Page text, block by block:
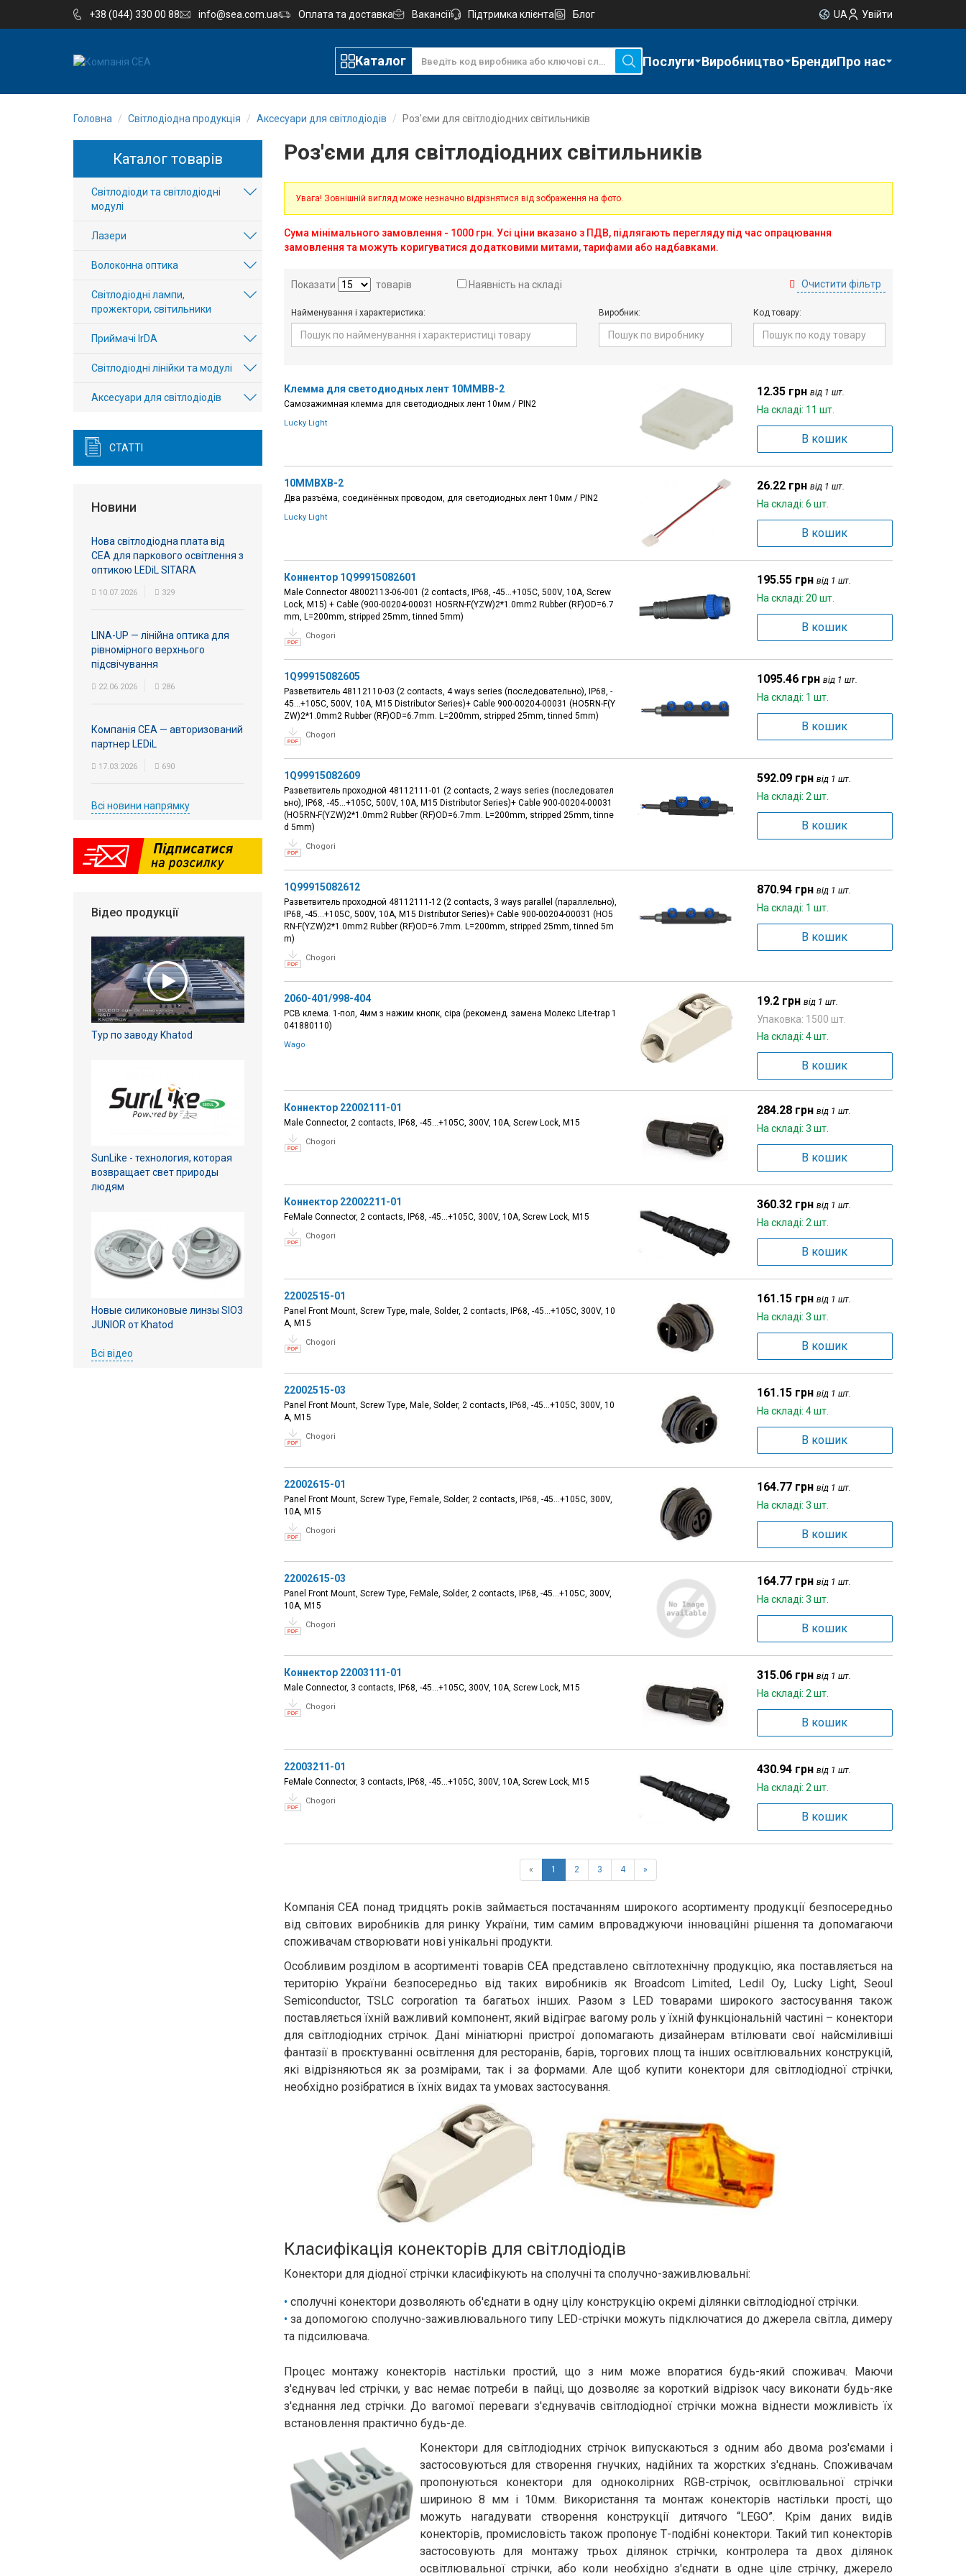
+38 (044) 330 00 88 info@sea.com.ua Оплата та доставка Вакансії Підтримка клієнта Блог UA Увійти
Каталог Послуги Виробництво БрендиПро нас
Компанія
Виробництво
Послуги
Новини
Вакансії
авторизація
Виробники
Контакти
Доставка
Головна Світлодіодна продукція Аксесуари для світлодіодів Роз'єми для світлодіодних світильників
Роз'єми для світлодіодних світильників
Увага! Зовнішній вигляд може незначно відрізнятися від зображення на фото.
Сума мінімального замовлення - 1000 грн. Усі ціни вказано з ПДВ, підлягають перегляду під час опрацювання
замовлення та можуть коригуватися додатковими митами, тарифами або надбавками.
Показати товарів Наявність на складі Очистити фільтр
Найменування і характеристика: Виробник: Код товару:
Клемма для светодиодных лент 10MMBB-2
Самозажимная клемма для светодиодных лент 10мм / PIN2
Lucky Light
12.35 грн від 1 шт.
На складі: 11 шт.
В кошик
10MMBXB-2
Два разъёма, соединённых проводом, для светодиодных лент 10мм / PIN2
Lucky Light
26.22 грн від 1 шт.
На складі: 6 шт.
В кошик
Коннентор 1Q99915082601
Male Connector 48002113-06-001 (2 contacts, IP68, -45...+105C, 500V, 10A, Screw
Lock, M15) + Cable (900-00204-00031 HO5RN-F(YZW)2*1.0mm2 Rubber (RF)OD=6.7
mm, L=200mm, stripped 25mm, tinned 5mm)
Chogori
195.55 грн від 1 шт.
На складі: 20 шт.
В кошик
1Q99915082605
Разветвитель 48112110-03 (2 contacts, 4 ways series (последовательно), IP68, -
45...+105C, 500V, 10A, M15 Distributor Series)+ Cable 900-00204-00031 (HO5RN-F(Y
ZW)2*1.0mm2 Rubber (RF)OD=6.7mm. L=200mm, stripped 25mm, tinned 5mm)
Chogori
1095.46 грн від 1 шт.
На складі: 1 шт.
В кошик
1Q99915082609
Разветвитель проходной 48112111-01 (2 contacts, 2 ways series (последовател
ьно), IP68, -45...+105C, 500V, 10A, M15 Distributor Series)+ Cable 900-00204-00031
(HO5RN-F(YZW)2*1.0mm2 Rubber (RF)OD=6.7mm. L=200mm, stripped 25mm, tinne
d 5mm)
Chogori
592.09 грн від 1 шт.
На складі: 2 шт.
В кошик
1Q99915082612
Разветвитель проходной 48112111-12 (2 contacts, 3 ways parallel (параллельно),
IP68, -45...+105C, 500V, 10A, M15 Distributor Series)+ Cable 900-00204-00031 (HO5
RN-F(YZW)2*1.0mm2 Rubber (RF)OD=6.7mm. L=200mm, stripped 25mm, tinned 5m
m)
Chogori
870.94 грн від 1 шт.
На складі: 1 шт.
В кошик
2060-401/998-404
PCB клема. 1-пол, 4мм з нажим кнопк, сіра (рекоменд. замена Молекс Lite-trap 1
041880110)
Wago
19.2 грн від 1 шт.
Упаковка: 1500 шт.
На складі: 4 шт.
В кошик
Коннектор 22002111-01
Male Connector, 2 contacts, IP68, -45...+105C, 300V, 10A, Screw Lock, M15
Chogori
284.28 грн від 1 шт.
На складі: 3 шт.
В кошик
Коннектор 22002211-01
FeMale Connector, 2 contacts, IP68, -45...+105C, 300V, 10A, Screw Lock, M15
Chogori
360.32 грн від 1 шт.
На складі: 2 шт.
В кошик
22002515-01
Panel Front Mount, Screw Type, male, Solder, 2 contacts, IP68, -45...+105C, 300V, 10
A, M15
Chogori
161.15 грн від 1 шт.
На складі: 3 шт.
В кошик
22002515-03
Panel Front Mount, Screw Type, Male, Solder, 2 contacts, IP68, -45...+105C, 300V, 10
A, M15
Chogori
161.15 грн від 1 шт.
На складі: 4 шт.
В кошик
22002615-01
Panel Front Mount, Screw Type, Female, Solder, 2 contacts, IP68, -45...+105C, 300V,
10A, M15
Chogori
164.77 грн від 1 шт.
На складі: 3 шт.
В кошик
22002615-03
Panel Front Mount, Screw Type, FeMale, Solder, 2 contacts, IP68, -45...+105C, 300V,
10A, M15
Chogori
164.77 грн від 1 шт.
На складі: 3 шт.
В кошик
Коннектор 22003111-01
Male Connector, 3 contacts, IP68, -45...+105C, 300V, 10A, Screw Lock, M15
Chogori
315.06 грн від 1 шт.
На складі: 2 шт.
В кошик
22003211-01
FeMale Connector, 3 contacts, IP68, -45...+105C, 300V, 10A, Screw Lock, M15
Chogori
430.94 грн від 1 шт.
На складі: 2 шт.
В кошик
« 1 2 3 4 »
Компанія СЕА понад тридцять років займається постачанням широкого асортименту продукції безпосередньо
від світових виробників для ринку України, тим самим впроваджуючи інноваційні рішення та допомагаючи
споживачам створювати нові унікальні продукти.
Особливим розділом в асортименті товарів СЕА представлено світлотехнічну продукцію, яка поставляється на
територію України безпосередньо від таких виробників як Broadcom Limited, Ledil Oy, Lucky Light, Seoul
Semiconductor, TSLC corporation та багатьох інших. Разом з LED товарами широкого застосування також
поставляється їхній важливий компонент, який відіграє вагому роль у їхній функціональній частині – конектори
для світлодіодних стрічок. Дані мініатюрні пристрої допомагають дизайнерам втілювати свої найсміливіші
фантазії в проєктуванні освітлення для ресторанів, барів, торгових площ та інших освітлювальних конструкцій,
які відрізняються як за розмірами, так і за формами. Але щоб купити конектори для світлодіодної стрічки,
необхідно розібратися в їхніх видах та умовах застосування.
Класифікація конекторів для світлодіодів
Конектори для діодної стрічки класифікують на сполучні та сполучно-заживлювальні:
сполучні конектори дозволяють об'єднати в одну цілу конструкцію окремі ділянки світлодіодної стрічки.
за допомогою сполучно-заживлювального типу LED-стрічки можуть підключатися до джерела світла, димеру
та підсилювача.
Процес монтажу конекторів настільки простий, що з ним може впоратися будь-який споживач. Маючи
з'єднувач led стрічки, у вас немає потреби в пайці, що дозволяє за короткий відрізок часу виконати будь-яке
з'єднання лед стрічки. До вагомої переваги з'єднувачів світлодіодної стрічки можна віднести можливість їх
встановлення практично будь-де.
Конектори для світлодіодних стрічок випускаються з одним або двома роз'ємами і
застосовуються для створення гнучких, надійних та жорстких з'єднань. Споживачам
пропонуються конектори для одноколірних RGB-стрічок, освітлювальної стрічки
шириною 8 мм і 10мм. Використання та монтаж конекторів настільки прості, що
можуть нагадувати створення конструкції дитячого “LEGO”. Крім даних видів
конекторів, промисловість також пропонує Т-подібні конектори. Такий тип конекторів
застосовують для монтажу трьох ділянок стрічки, контролера та двох ділянок
освітлювальної стрічки, або коли необхідно з'єднати в одне ціле стрічку, джерело
Каталог товарів
Світлодіоди та світлодіодні
модулі
Лазери
Волоконна оптика
Світлодіодні лампи,
прожектори, світильники
Приймачі IrDA
Світлодіодні лінійки та модулі
Аксесуари для світлодіодів
СТАТТІ
Новини
Нова світлодіодна плата від
СЕА для паркового освітлення з
оптикою LEDiL SITARA
10.07.2026 329
LINA-UP — лінійна оптика для
рівномірного верхнього
підсвічування
22.06.2026 286
Компанія СЕА — авторизований
партнер LEDiL
17.03.2026 690
Всі новини напрямку
Відео продукції
Тур по заводу Khatod
SunLike - технология, которая
возвращает свет природы
людям
Новые силиконовые линзы SIO3
JUNIOR от Khatod
Всі відео